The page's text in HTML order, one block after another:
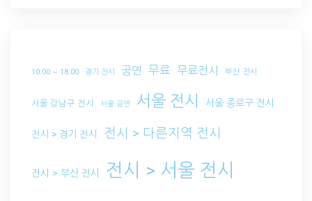
10:00 ~ 18:00 경기 전시 공연 무료 무료전시 부산 전시
서울 강남구 전시 서울 공연 서울 전시 서울 종로구 전시
전시 > 경기 전시 전시 > 다른지역 전시
전시 > 부산 전시 전시 > 서울 전시